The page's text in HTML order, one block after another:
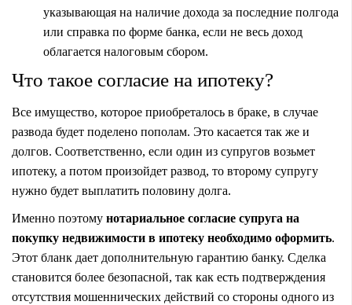
указывающая на наличие дохода за последние полгода
или справка по форме банка, если не весь доход
облагается налоговым сбором.
Что такое согласие на ипотеку?
Все имущество, которое приобреталось в браке, в случае
развода будет поделено пополам. Это касается так же и
долгов. Соответственно, если один из супругов возьмет
ипотеку, а потом произойдет развод, то второму супругу
нужно будет выплатить половину долга.
Именно поэтому нотариальное согласие супруга на
покупку недвижимости в ипотеку необходимо оформить.
Этот бланк дает дополнительную гарантию банку. Сделка
становится более безопасной, так как есть подтверждения
отсутствия мошеннических действий со стороны одного из